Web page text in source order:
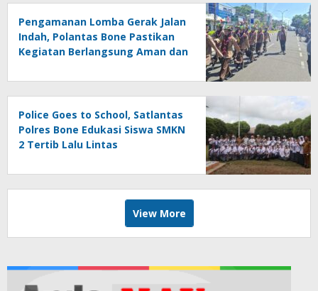
Pengamanan Lomba Gerak Jalan
Indah, Polantas Bone Pastikan
Kegiatan Berlangsung Aman dan
Police Goes to School, Satlantas
Polres Bone Edukasi Siswa SMKN
2 Tertib Lalu Lintas
View More